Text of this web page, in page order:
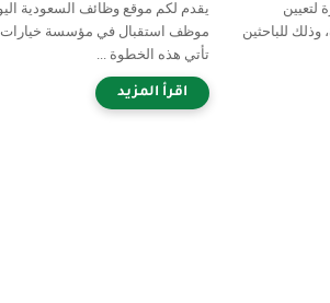
لتعيين
للباحثين
يقدم لكم موقع وظائف السعودية
موظف استقبال في مؤسسة خيارات
تأتي هذه الخطوة ...